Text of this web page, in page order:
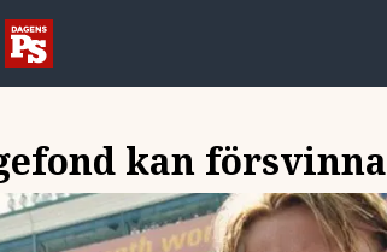
kan försvinna